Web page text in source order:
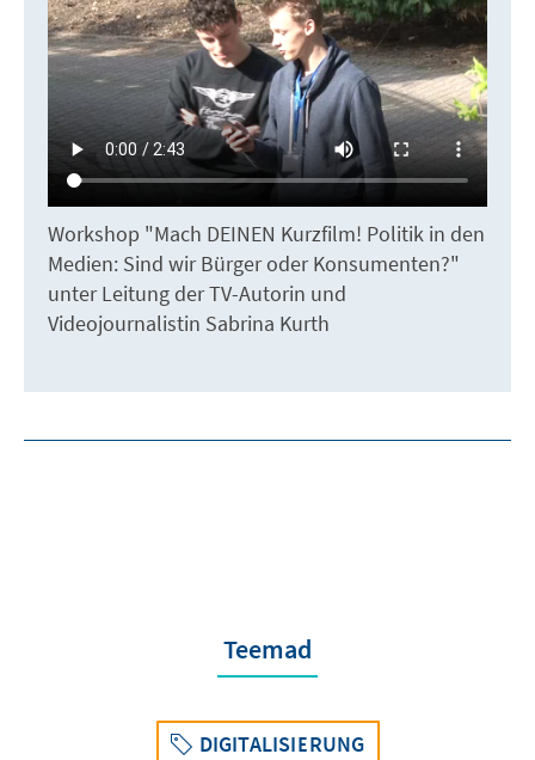
Workshop "Mach DEINEN Kurzfilm! Politik in den
Medien: Sind wir Bürger oder Konsumenten?"
unter Leitung der TV-Autorin und
Videojournalistin Sabrina Kurth
Teemad
DIGITALISIERUNG